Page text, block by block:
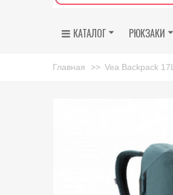
КАТАЛОГ РЮКЗАКИ
Главная >> Vea Backpack 17L